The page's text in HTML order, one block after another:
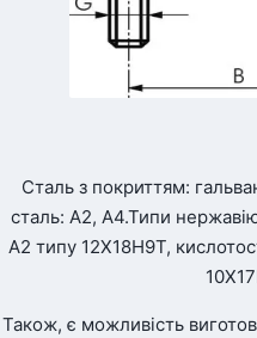
Сталь з покриттям:
сталь: А2, А4.Типи
А2 типу 12Х18Н9Т,
Також, є можливість